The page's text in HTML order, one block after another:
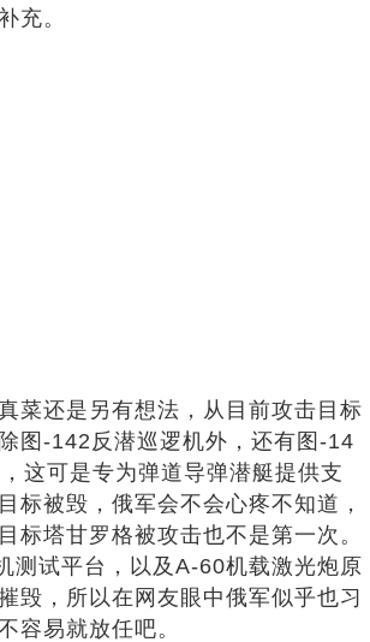
充。
菜还是另有想法，从目前攻击目标
图-142反潜巡逻机外，还有图-14
这可是专为弹道导弹潜艇提供支
标被毁，俄军会不会心疼不知道，
标塔甘罗格被攻击也不是第一次。
测试平台，以及A-60机载激光炮原
毁，所以在网友眼中俄军似乎也习
容易就放任吧。